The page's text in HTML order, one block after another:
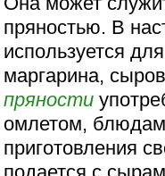
пряностью. В
используется
маргарина,
пряности
омлетом,
приготовления